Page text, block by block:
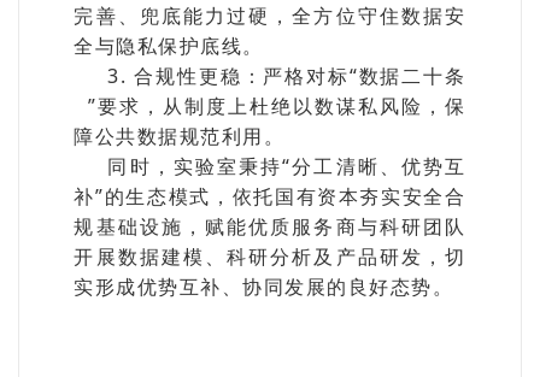
完善、兜底能力过硬，全方位守住数据安
全与隐私保护底线。
3. 合规性更稳：严格对标“数据二十条
”要求，从制度上杜绝以数谋私风险，保
障公共数据规范利用。
同时，实验室秉持“分工清晰、优势互
补”的生态模式，依托国有资本夯实安全合
规基础设施，赋能优质服务商与科研团队
开展数据建模、科研分析及产品研发，切
实形成优势互补、协同发展的良好态势。